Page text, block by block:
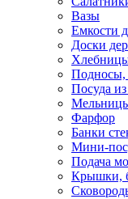
Вазы
Емкости
Доски
Подносы,
Посуда
Фарфор
Банки
Мини-
Подача
Крышки,